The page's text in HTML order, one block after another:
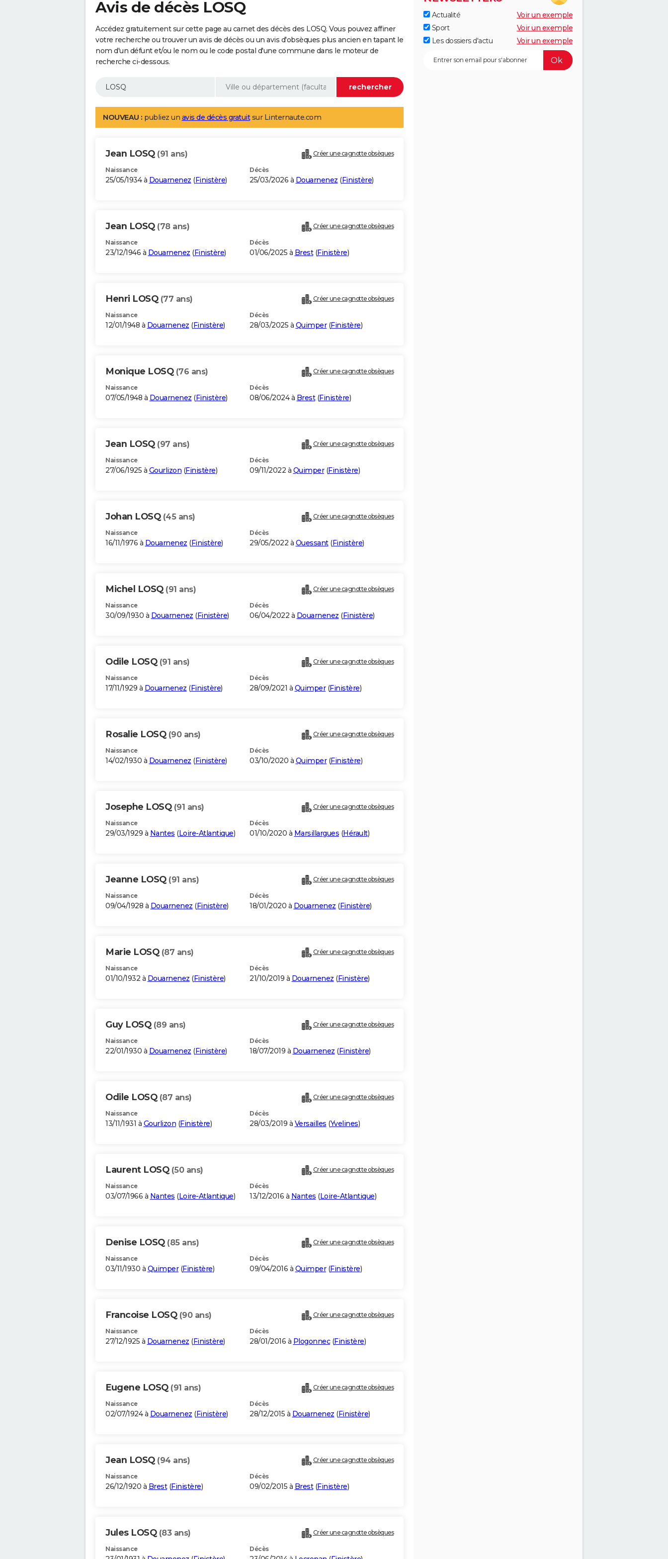
Avis de décès LOSQ
Accédez gratuitement sur cette page au carnet des décès des LOSQ. Vous pouvez affiner
votre recherche ou trouver un avis de décès ou un avis d'obsèques plus ancien en tapant le
nom d'un défunt et/ou le nom ou le code postal d'une commune dans le moteur de
recherche ci-dessous.
NOUVEAU : publiez un avis de décès gratuitsur Linternaute.com
Jean LOSQ (91 ans) Créer une cagnotte obsèques
Naissance
25/05/1934 à Douarnenez (Finistère)
Décès
25/03/2026 à Douarnenez (Finistère)
Jean LOSQ (78 ans) Créer une cagnotte obsèques
Naissance
23/12/1946 à Douarnenez (Finistère)
Décès
01/06/2025 à Brest(Finistère)
Henri LOSQ (77 ans) Créer une cagnotte obsèques
Naissance
12/01/1948 à Douarnenez (Finistère)
Décès
28/03/2025 à Quimper(Finistère)
Monique LOSQ (76 ans) Créer une cagnotte obsèques
Naissance
07/05/1948 à Douarnenez (Finistère)
Décès
08/06/2024 à Brest(Finistère)
Jean LOSQ (97 ans) Créer une cagnotte obsèques
Naissance
27/06/1925 à Gourlizon (Finistère)
Décès
09/11/2022 à Quimper(Finistère)
Johan LOSQ (45 ans) Créer une cagnotte obsèques
Naissance
16/11/1976 à Douarnenez (Finistère)
Décès
29/05/2022 à Ouessant(Finistère)
Michel LOSQ (91 ans) Créer une cagnotte obsèques
Naissance
30/09/1930 à Douarnenez (Finistère)
Décès
06/04/2022 à Douarnenez (Finistère)
Odile LOSQ (91 ans) Créer une cagnotte obsèques
Naissance
17/11/1929 à Douarnenez (Finistère)
Décès
28/09/2021 à Quimper(Finistère)
Rosalie LOSQ (90 ans) Créer une cagnotte obsèques
Naissance
14/02/1930 à Douarnenez (Finistère)
Décès
03/10/2020 à Quimper(Finistère)
Josephe LOSQ (91 ans) Créer une cagnotte obsèques
Naissance
29/03/1929 à Nantes (Loire-Atlantique)
Décès
01/10/2020 à Marsillargues (Hérault)
Jeanne LOSQ (91 ans) Créer une cagnotte obsèques
Naissance
09/04/1928 à Douarnenez (Finistère)
Décès
18/01/2020 à Douarnenez (Finistère)
Marie LOSQ (87 ans) Créer une cagnotte obsèques
Naissance
01/10/1932 à Douarnenez (Finistère)
Décès
21/10/2019 à Douarnenez (Finistère)
Guy LOSQ (89 ans) Créer une cagnotte obsèques
Naissance
22/01/1930 à Douarnenez (Finistère)
Décès
18/07/2019 à Douarnenez (Finistère)
Odile LOSQ (87 ans) Créer une cagnotte obsèques
Naissance
13/11/1931 à Gourlizon (Finistère)
Décès
28/03/2019 à Versailles (Yvelines)
Laurent LOSQ (50 ans) Créer une cagnotte obsèques
Naissance
03/07/1966 à Nantes (Loire-Atlantique)
Décès
13/12/2016 à Nantes (Loire-Atlantique)
Denise LOSQ (85 ans) Créer une cagnotte obsèques
Naissance
03/11/1930 à Quimper(Finistère)
Décès
09/04/2016 à Quimper(Finistère)
Francoise LOSQ (90 ans) Créer une cagnotte obsèques
Naissance
27/12/1925 à Douarnenez (Finistère)
Décès
28/01/2016 à Plogonnec(Finistère)
Eugene LOSQ (91 ans) Créer une cagnotte obsèques
Naissance
02/07/1924 à Douarnenez (Finistère)
Décès
28/12/2015 à Douarnenez (Finistère)
Jean LOSQ (94 ans) Créer une cagnotte obsèques
Naissance
26/12/1920 à Brest(Finistère)
Décès
09/02/2015 à Brest(Finistère)
Jules LOSQ (83 ans) Créer une cagnotte obsèques
Naissance Décès
Actualité
Voir un exemple
Sport
Voir un exemple
Les dossiers d'actu
Voir un exemple